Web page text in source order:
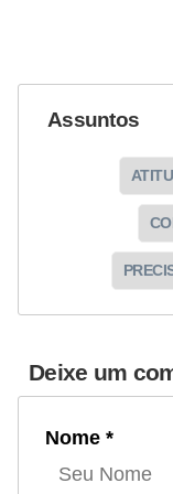
Assuntos
Deixe um
Nome *